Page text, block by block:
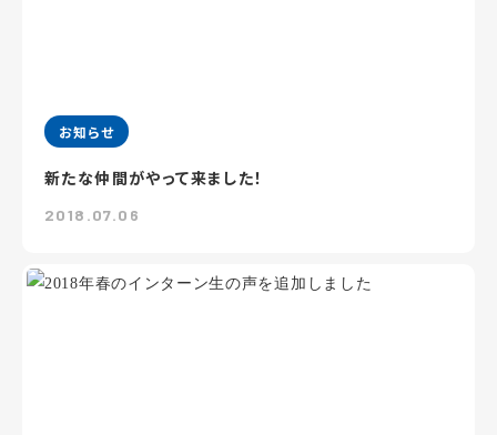
お知らせ
新たな仲間がやって来ました！
2018.07.06